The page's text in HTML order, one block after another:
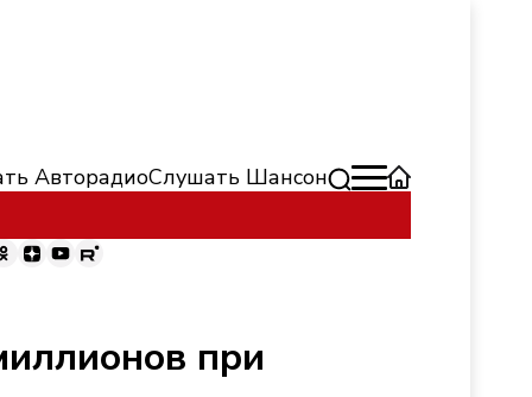
АвторадиоСлушать Шансон
при